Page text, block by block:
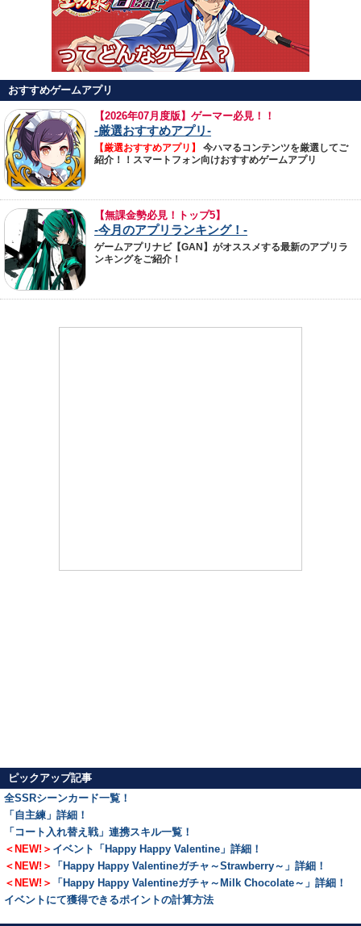
おすすめゲームアプリ
【2026年07月度版】ゲーマー必見！！
-厳選おすすめアプリ-
【厳選おすすめアプリ】
今ハマるコンテンツを厳選してご
紹介！！スマートフォン向けおすすめゲームアプリ
【無課金勢必見！トップ5】
-今月のアプリランキング！-
ゲームアプリナビ【GAN】がオススメする最新のアプリラ
ンキングをご紹介！
ピックアップ記事
全SSRシーンカード一覧！
「自主練」詳細！
「コート入れ替え戦」連携スキル一覧！
＜NEW!＞ イベント「Happy Happy Valentine」詳細！
＜NEW!＞
「Happy Happy Valentineガチャ～Strawberry～」詳細！
＜NEW!＞
「Happy Happy Valentineガチャ～Milk Chocolate～」詳細！
イベントにて獲得できるポイントの計算方法